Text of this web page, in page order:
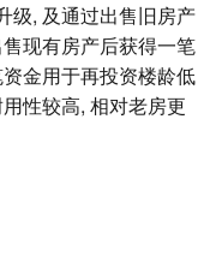
级, 及通过出售旧房产
现有房产后获得一笔
金用于再投资楼龄低
性较高, 相对老房更